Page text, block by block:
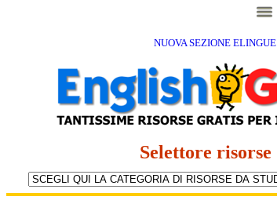
NUOVA SEZIONE ELINGUE
Selettore risorse